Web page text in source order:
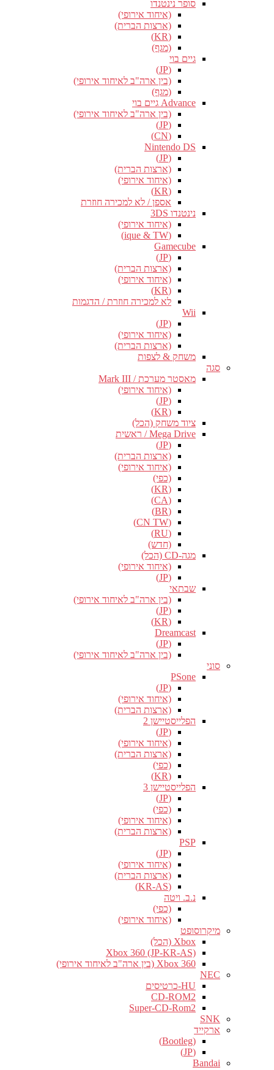
סופר נינטנדו
(איחוד אירופי)
(ארצות הברית)
(KR)
(מגף)
גיים בוי
(JP)
(בין ארה"ב לאיחוד אירופי)
(מגף)
Advance גיים בוי
(בין ארה"ב לאיחוד אירופי)
(JP)
(CN)
Nintendo DS
(JP)
(ארצות הברית)
(איחוד אירופי)
(KR)
אספן / לא למכירה חוזרת
נינטנדו 3DS
(איחוד אירופי)
(ique & TW)
Gamecube
(JP)
(ארצות הברית)
(איחוד אירופי)
(KR)
לא למכירה חוזרת / הדגמות
Wii
(JP)
(איחוד אירופי)
(ארצות הברית)
משחק & לצפות
סגה
מאסטר מערכת / Mark III
(איחוד אירופי)
(JP)
(KR)
ציוד משחק (הכל)
Mega Drive / ראשית
(JP)
(ארצות הברית)
(איחוד אירופי)
(כפי)
(KR)
(CA)
(BR)
(CN TW)
(RU)
(חדש)
מגה-CD (הכל)
(איחוד אירופי)
(JP)
שבתאי
(בין ארה"ב לאיחוד אירופי)
(JP)
(KR)
Dreamcast
(JP)
(בין ארה"ב לאיחוד אירופי)
סוני
PSone
(JP)
(איחוד אירופי)
(ארצות הברית)
הפלייסטיישן 2
(JP)
(איחוד אירופי)
(ארצות הברית)
(כפי)
(KR)
הפלייסטיישן 3
(JP)
(כפי)
(איחוד אירופי)
(ארצות הברית)
PSP
(JP)
(איחוד אירופי)
(ארצות הברית)
(KR-AS)
נ.ב. ויטה
(כפי)
(איחוד אירופי)
מיקרוסופט
Xbox (הכל)
Xbox 360 (JP-KR-AS)
Xbox 360 (בין ארה"ב לאיחוד אירופי)
NEC
HU-כרטיסים
CD-ROM2
Super-CD-Rom2
SNK
ארקייד
(Bootleg)
(JP)
Bandai